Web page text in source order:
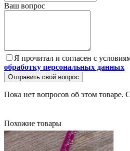
Ваш вопрос
Я прочитал и согласен с
обработку персональных данных
Отправить свой вопрос
Пока нет вопросов об этом товаре.
Похожие товары